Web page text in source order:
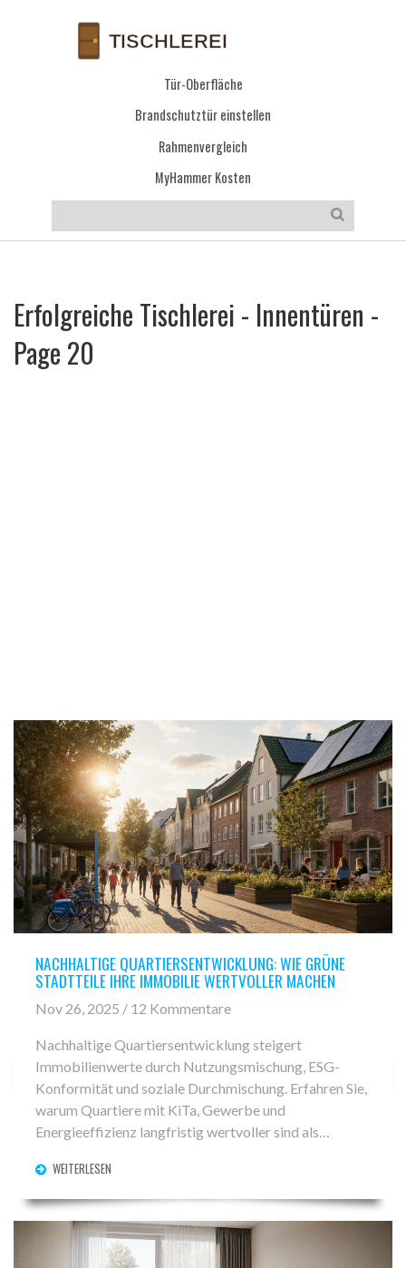
Tür-Oberfläche
Brandschutztür einstellen
Rahmenvergleich
MyHammer Kosten
Erfolgreiche Tischlerei - Innentüren -
Page 20
NACHHALTIGE QUARTIERSENTWICKLUNG: WIE GRÜNE
STADTTEILE IHRE IMMOBILIE WERTVOLLER MACHEN
Nov 26, 2025 / 12 Kommentare
Nachhaltige Quartiersentwicklung steigert
Immobilienwerte durch Nutzungsmischung, ESG-
Konformität und soziale Durchmischung. Erfahren Sie,
warum Quartiere mit KiTa, Gewerbe und
Energieeffizienz langfristig wertvoller sind als
WEITERLESEN